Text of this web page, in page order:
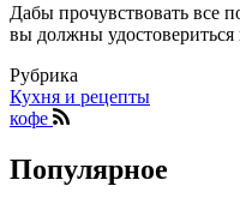
Дабы прочувствовать все
вы должны удостовериться
Рубрика
Кухня и рецепты
кофе
Популярное